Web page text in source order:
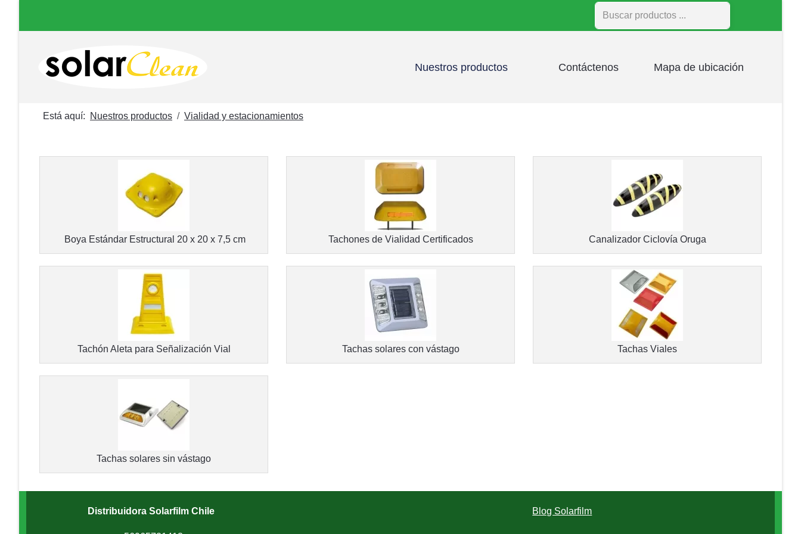
Buscar
Nuestros productos Contáctenos Mapa de ubicación
Está aquí: Nuestros productos Vialidad y estacionamientos
Boya Estándar Estructural 20 x 20 x 7,5 cm Tachones de Vialidad Certificados Canalizador Ciclovía Oruga
Tachón Aleta para Señalización Vial Tachas solares con vástago Tachas Viales
Tachas solares sin vástago
Distribuidora Solarfilm Chile Blog Solarfilm